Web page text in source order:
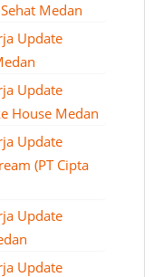
Medan
Update
Update
House Medan
Update
(PT Cipta
Update
Update